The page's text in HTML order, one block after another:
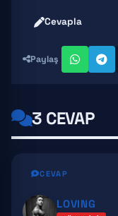
Cevapla
Paylaş
3 CEVAP
CEVAP
LOVING